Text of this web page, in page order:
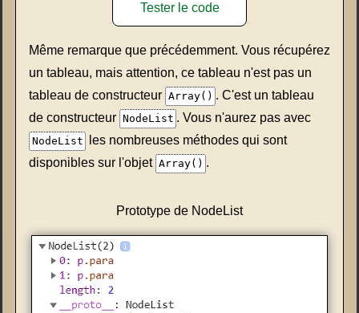
Tester le code
Même remarque que précédemment. Vous récupérez
un tableau, mais attention, ce tableau n'est pas un
tableau de constructeur Array() . C'est un tableau
de constructeur NodeList . Vous n'aurez pas avec
NodeList
les nombreuses méthodes qui sont
disponibles sur l'objet Array() .
Prototype de NodeList